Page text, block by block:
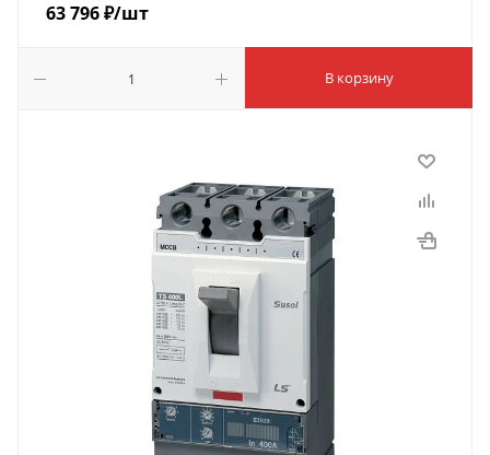
63 796₽/шт
В корзину